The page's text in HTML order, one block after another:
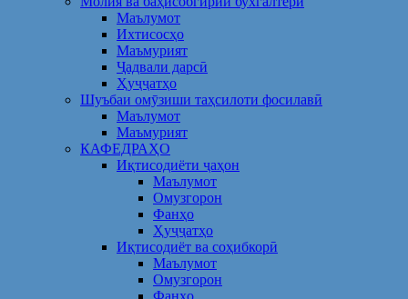
Маълумот
Ихтисосҳо
Маъмурият
Ҷадвали дарсӣ
Ҳуҷҷатҳо
Шуъбаи омӯзиши таҳсилоти фосилавӣ
Маълумот
Маъмурият
КАФЕДРАҲО
Иқтисодиёти ҷаҳон
Маълумот
Омузгорон
Фанҳо
Ҳуҷҷатҳо
Иқтисодиёт ва соҳибкорӣ
Маълумот
Омузгорон
Фанҳо